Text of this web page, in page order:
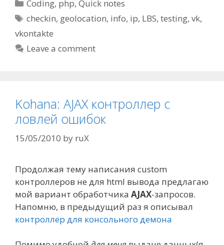
Coding, php,Quick notes
Tags
checkin, geolocation, info, ip, LBS,testing,vk,
vkontakte
Leave a comment
Kohana: AJAX контроллер с
ловлей ошибок
15/05/2010 by ruX
Продолжая тему написания custom
контроллеров не для html вывода предлагаю
мой вариант обработчика AJAX-запросов.
Напомню, в предыдущий раз я описывал
контроллер для консольного демона